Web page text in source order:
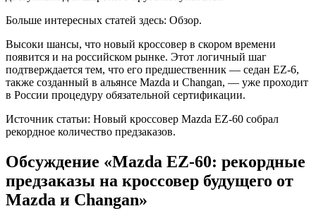
Больше интересных статей здесь: Обзор.
Высоки шансы, что новый кроссовер в скором времени
появится и на российском рынке. Этот логичный шаг
подтверждается тем, что его предшественник — седан EZ-6,
также созданный в альянсе Mazda и Changan, — уже проходит
в России процедуру обязательной сертификации.
Источник статьи: Новый кроссовер Mazda EZ-60 собрал
рекордное количество предзаказов.
Обсуждение «Mazda EZ-60: рекордные
предзаказы на кроссовер будущего от
Mazda и Changan»